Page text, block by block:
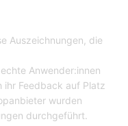
Auszeichnungen, die
Anwender:innen
ihr Feedback auf Platz
wurden
durchgeführt.